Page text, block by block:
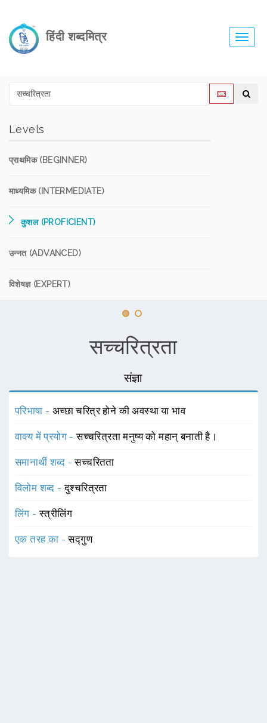
हिंदी शब्दमित्र
Levels
प्राथमिक (BEGINNER)
माध्यमिक (INTERMEDIATE)
कुशल (PROFICIENT)
उन्नत (ADVANCED)
विशेषज्ञ (EXPERT)
सच्चरित्रता
संज्ञा
परिभाषा - अच्छा चरित्र होने की अवस्था या भाव
वाक्य में प्रयोग -सच्चरित्रता मनुष्य को महान् बनाती है।
समानार्थी शब्द -सच्चरितता
विलोम शब्द -दुश्चरित्रता
लिंग -स्त्रीलिंग
एक तरह का -सद्गुण